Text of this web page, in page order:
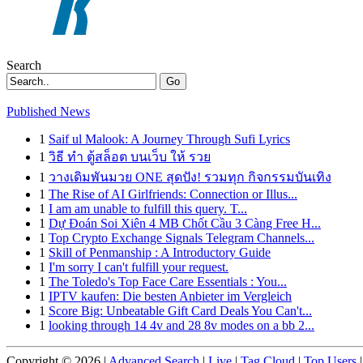
Search
Go
Published News
1 Saif ul Malook: A Journey Through Sufi Lyrics
1 วิธี ทำ ตู้สล็อต บนเว็บ ให้ รวย
1 วางเดิมพันมวย ONE สุดปัง! รวมทุก กิจกรรมบันเทิง
1 The Rise of AI Girlfriends: Connection or Illus...
1 I am am unable to fulfill this query. T...
1 Dự Đoán Soi Xiên 4 MB Chốt Cầu 3 Càng Free H...
1 Top Crypto Exchange Signals Telegram Channels...
1 Skill of Penmanship : A Introductory Guide
1 I'm sorry I can't fulfill your request.
1 The Toledo's Top Face Care Essentials : You...
1 IPTV kaufen: Die besten Anbieter im Vergleich
1 Score Big: Unbeatable Gift Card Deals You Can't...
1 looking through 14 4v and 28 8v modes on a bb 2...